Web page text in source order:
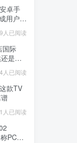
卓手
用户还
人已阅读
国际
是大
人已阅读
款TV
人已阅读
PC玩